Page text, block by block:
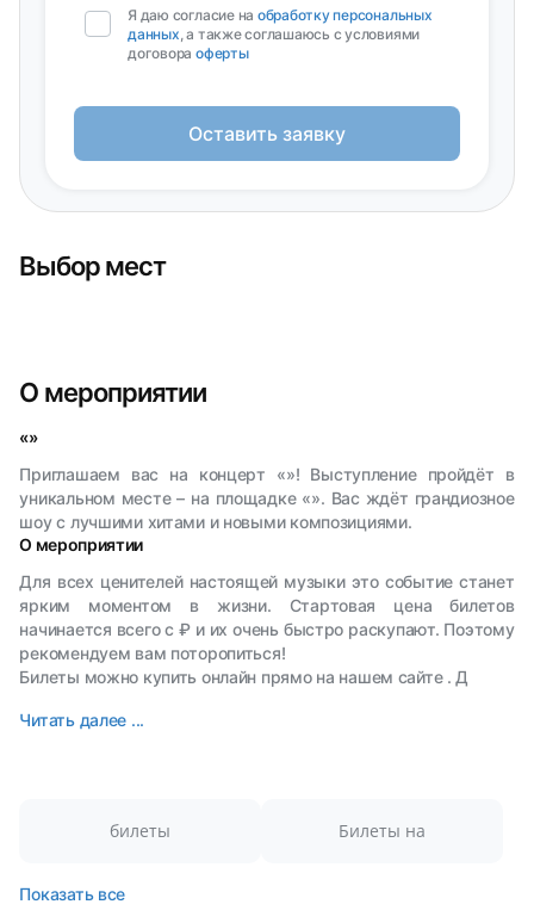
Выбор мест
Я даю согласие на обработку персональных
данных, а также соглашаюсь с условиями
договора оферты
Оставить заявку
О мероприятии
«»
Приглашаем вас на концерт «»! Выступление пройдёт в
уникальном месте – на площадке «». Вас ждёт грандиозное
шоу с лучшими хитами и новыми композициями.
О мероприятии
Для всех ценителей настоящей музыки это событие станет
ярким моментом в жизни. Стартовая цена билетов
начинается всего с ₽ и их очень быстро раскупают. Поэтому
рекомендуем вам поторопиться!
Билеты можно купить онлайн прямо на нашем сайте . Д
Читать далее ...
билеты Билеты на
Показать все